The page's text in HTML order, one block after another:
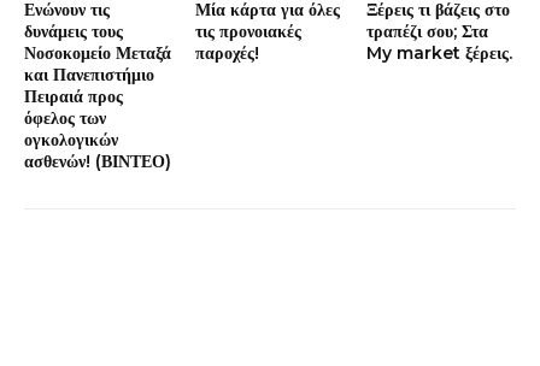
Ενώνουν τις
δυνάμεις τους
Νοσοκομείο Μεταξά
και Πανεπιστήμιο
Πειραιά προς
όφελος των
ογκολογικών
ασθενών! (ΒΙΝΤΕΟ)
Μία κάρτα για όλες
τις προνοιακές
παροχές!
Ξέρεις τι βάζεις στο
τραπέζι σου; Στα
My market ξέρεις.